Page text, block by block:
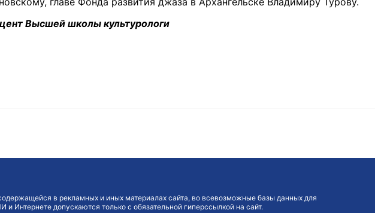
Высшей школы культурологи
в рекламных и иных материалах сайта, во всевозможные базы данных для
Интернете допускаются только с обязательной гиперссылкой на сайт.